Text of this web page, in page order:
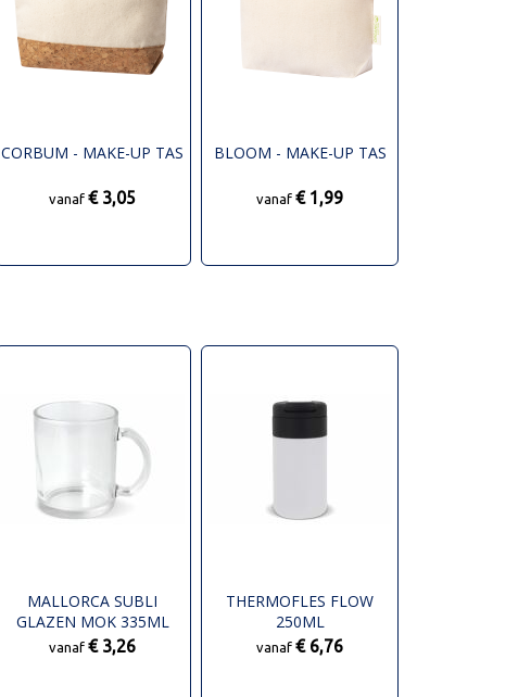
CORBUM - MAKE-UP TAS
vanaf€ 3,05
BLOOM - MAKE-UP TAS
vanaf€ 1,99
MALLORCA SUBLI
GLAZEN MOK 335ML
vanaf€ 3,26
THERMOFLES FLOW
250ML
vanaf€ 6,76